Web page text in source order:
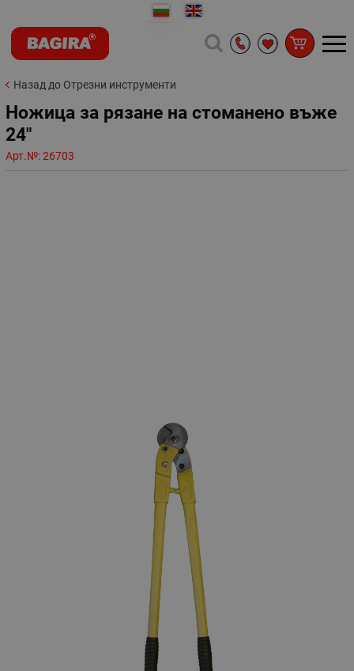
Назад до Отрезни инструменти
Ножица за рязане на стоманено въже
24"
Арт.№:26703